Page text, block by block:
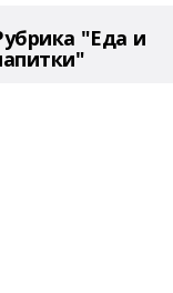
"Еда и